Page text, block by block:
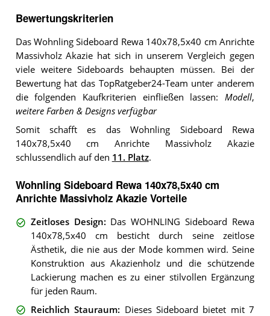
Bewertungskriterien
Das Wohnling Sideboard Rewa 140x78,5x40 cm Anrichte
Massivholz Akazie hat sich in unserem Vergleich gegen
viele weitere Sideboards behaupten müssen. Bei der
Bewertung hat das TopRatgeber24-Team unter anderem
die folgenden Kaufkriterien einfließen lassen: Modell,
weitere Farben & Designs verfügbar
Somit schafft es das Wohnling Sideboard Rewa
140x78,5x40 cm Anrichte Massivholz Akazie
schlussendlich auf den 11. Platz.
Wohnling Sideboard Rewa 140x78,5x40 cm
Anrichte Massivholz Akazie Vorteile
Zeitloses Design: Das WOHNLING Sideboard Rewa
140x78,5x40 cm besticht durch seine zeitlose
Ästhetik, die nie aus der Mode kommen wird. Seine
Konstruktion aus Akazienholz und die schützende
Lackierung machen es zu einer stilvollen Ergänzung
für jeden Raum.
Reichlich Stauraum: Dieses Sideboard bietet mit 7